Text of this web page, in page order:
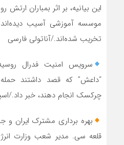
این بیانیه، بر اثر بمباران ارتش
تخریب شده‌اند./آناتولی فارسی
سرویس امنیت فدرال
“داعش” که قصد داشتند
چرکسک انجام دهند، خبر داد./
بهره برداری مشترک ایران و
قلعه سی. مدیر شعب وزارت